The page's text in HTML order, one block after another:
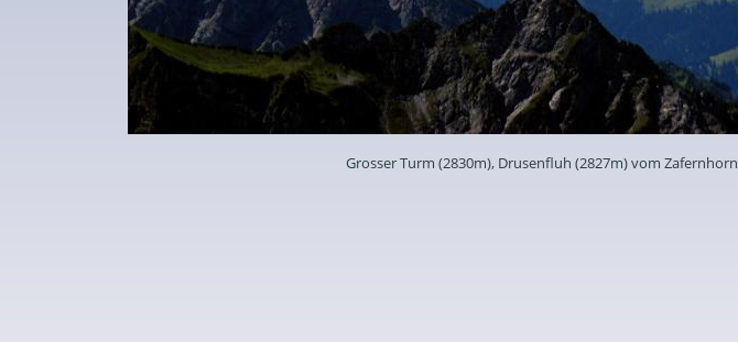
Grosser Turm (2830m), Drusenfluh (2827m) vom Zafernhorn